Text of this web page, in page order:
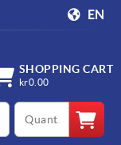
EN
SHOPPING CART
kr0.00
qty